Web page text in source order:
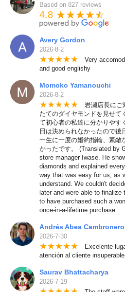
Based on 827 reviews
4.8 ★★★★★
☆
Avery Gordon
2026-8-2
★★★★★ Very
and good englishy
Momoko Yamanouchi
2026-8-2
★★★★★ 岩瀬店長にご
たてのダイヤモンドを見せて
て初心者の私達に分かりやす
日は決められなかったので後
一生に一度の婚約指輪、素敵
かったです。 (Translated by
store manager Iwase. He
diamonds and explained
way that was easy for us, as
understand. We couldn't
later and were able to
to have purchased such a
once-in-a-lifetime purchase.
Andrés Abea Cambronero
2026-7-30
★★★★★ Excelente
atención al cliente
Saurav Bhattacharya
2026-7-19